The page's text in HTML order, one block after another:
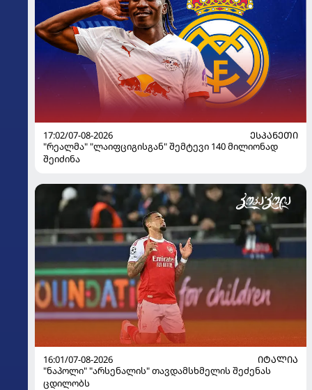
17:02/07-08-2026
ᲔᲡᲞᲐᲜᲔᲗᲘ
"რეალმა" "ლაიფციგისგან" შემტევი 140 მილიონად
შეიძინა
16:01/07-08-2026
ᲘᲢᲐᲚᲘᲐ
"ნაპოლი" "არსენალის" თავდამსხმელის შეძენას
ცდილობს